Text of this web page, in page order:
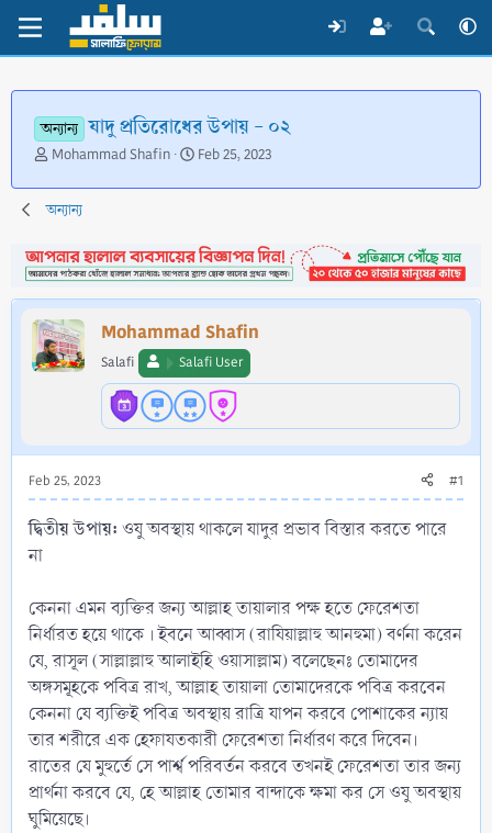
অন্যান্য যাদু প্রতিরোধের উপায় - ০২
T
r
e
d
s
t
a
r
t
Mohammad Shafin
S
a
d
a
t
e
Feb 25, 2023
অন্যান্য
Mohammad Shafin
Salafi Salafi User
Feb 25, 2023 #1
দ্বিতীয় উপায়: ওযু অবস্থায় থাকলে যাদুর প্রভাব বিস্তার করতে পারে
না
কেননা এমন ব্যক্তির জন্য আল্লাহ তায়ালার পক্ষ হতে ফেরেশতা
নির্ধারত হয়ে থাকে । ইবনে আব্বাস (রাযিয়াল্লাহু আনহুমা) বর্ণনা করেন
যে, রাসূল (সাল্লাল্লাহু আলাইহি ওয়াসাল্লাম) বলেছেনঃ তোমাদের
অঙ্গসমূহকে পবিত্র রাখ, আল্লাহ তায়ালা তোমাদেরকে পবিত্র করবেন
কেননা যে ব্যক্তিই পবিত্র অবস্থায় রাত্রি যাপন করবে পোশাকের ন্যায়
তার শরীরে এক হেফাযতকারী ফেরেশতা নির্ধারণ করে দিবেন।
রাতের যে মুহুর্তে সে পার্শ্ব পরিবর্তন করবে তখনই ফেরেশতা তার জন্য
প্রার্থনা করবে যে, হে আল্লাহ তোমার বান্দাকে ক্ষমা কর সে ওযু অবস্থায়
ঘুমিয়েছে।